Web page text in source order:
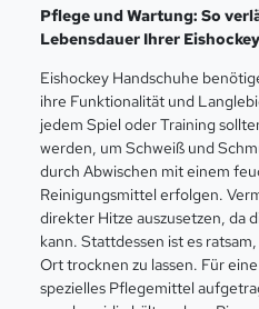
Pflege und Wartung: So
Lebensdauer Ihrer
Eishockey Handschuhe
ihre Funktionalität und
jedem Spiel oder Training
werden, um Schweiß und
durch Abwischen mit einem
Reinigungsmittel erfolgen.
direkter Hitze auszusetzen, da
kann. Stattdessen ist es
Ort trocknen zu lassen. Für
spezielles Pflegemittel